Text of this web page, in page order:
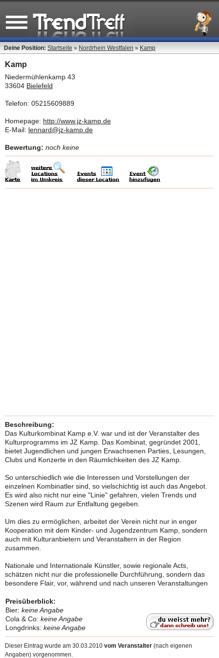
Deine Position: Startseite » Nordrhein Westfalen » Kamp
Kamp
Niedermühlenkamp 43
33604 Bielefeld
Telefon: 05215609889
Homepage: http://www.jz-kamp.de
E-Mail: lennard@jz-kamp.de
Bewertung: noch keine
Beschreibung:
Das Kulturkombinat Kamp e.V. war und ist der Veranstalter des
Kulturprogramms im JZ Kamp. Das Kombinat, gegründet 2001,
bietet Jugendlichen und jungen Erwachsenen Parties, Lesungen,
Clubs und Konzerte in den Räumlichkeiten des JZ Kamp.
So unterschiedlich wie die Interessen und Vorstellungen der
einzelnen Kombinatler sind, so vielschichtig ist auch das Angebot.
Es wird also nicht nur eine "Linie" gefahren, vielen Trends und
Szenen wird Raum zur Entfaltung gegeben.
Um dies zu ermöglichen, arbeitet der Verein nicht nur in enger
Kooperation mit dem Kinder- und Jugendzentrum Kamp, sondern
auch mit Kulturanbietern und Veranstaltern in der Region
zusammen.
Nationale und Internationale Künstler, sowie regionale Acts,
schätzen nicht nur die professionelle Durchführung, sondern das
besondere Flair, vor, während und nach unseren Veranstaltungen
Preisüberblick:
Bier: keine Angabe
Cola & Co: keine Angabe
Longdrinks: keine Angabe
Dieser Eintrag wurde am 30.03.2010 vom Veranstalter (nach eigenen
Angaben) vorgenommen.